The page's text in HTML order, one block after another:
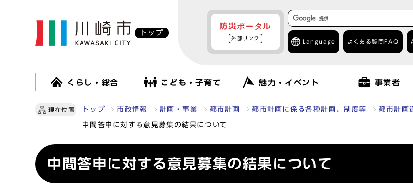
トップ
防災ポータル
外部リンク
Language よくある質問 FAQ
くらし・総合 こども・子育て 魅力・イベント 事業者
現在位置 トップ 市政情報 計画・事業 都市計画 都市計画に係る各種計画、制度等 都市計画
中間答申に対する意見募集の結果について
中間答申に対する意見募集の結果について